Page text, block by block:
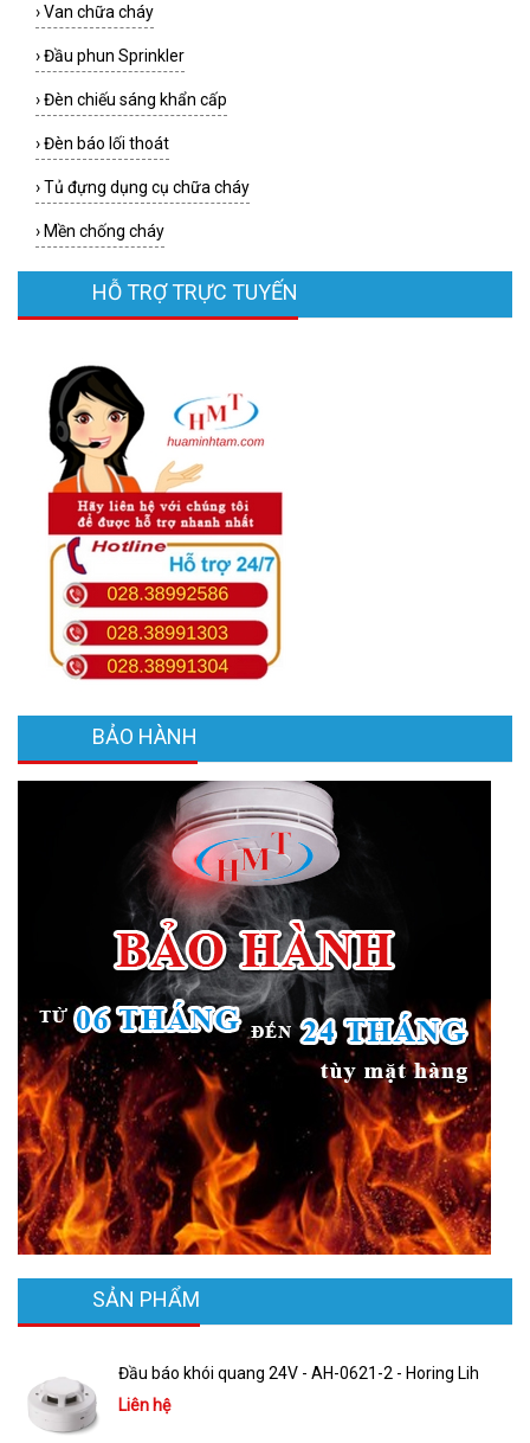
›Van chữa cháy
›Đầu phun Sprinkler
›Đèn chiếu sáng khẩn cấp
›Đèn báo lối thoát
›Tủ đựng dụng cụ chữa cháy
› Mền chống cháy
HỖ TRỢ TRỰC TUYẾN
BẢO HÀNH
SẢN PHẨM
Đầu báo khói quang 24V - AH-0621-2 - Horing Lih
Liên hệ